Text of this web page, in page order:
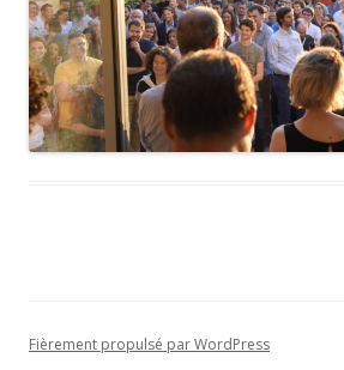
Fièrement propulsé par WordPress